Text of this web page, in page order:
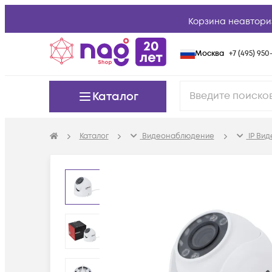
Корзина
Москва +7 (495) 950-
Каталог
Каталог Видеонаблюдение IP